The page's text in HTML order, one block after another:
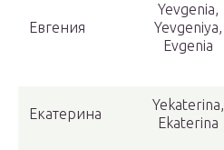
Евгения
Yevgenia,
Yevgeniya,
Evgenia
Екатерина
Yekaterina,
Ekaterina